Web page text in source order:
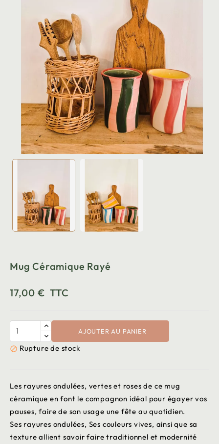
Mug Céramique Rayé
17,00 € TTC
AJOUTER AU PANIER
 Rupture de stock
Les rayures ondulées, vertes et roses de ce mug
céramique en font le compagnon idéal pour égayer vos
pauses, faire de son usage une fête au quotidien.
Ses rayures ondulées, Ses couleurs vives, ainsi que sa
texture allient savoir faire traditionnel et modernité